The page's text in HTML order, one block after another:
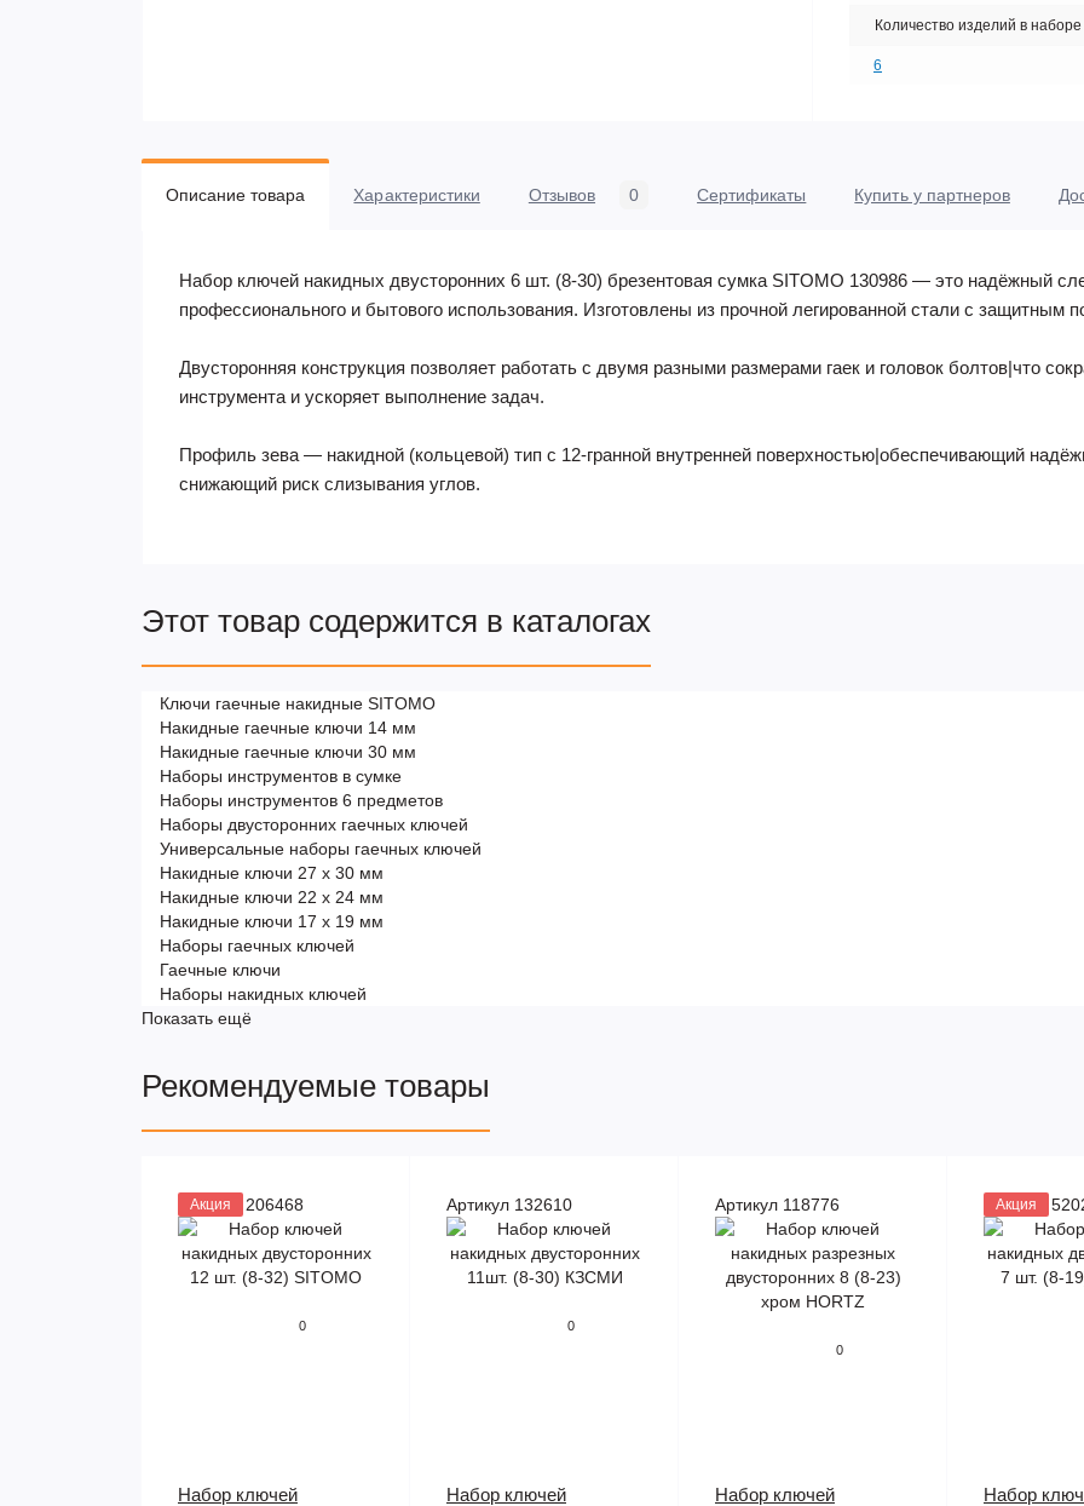
Количество изделий в наборе
6
Описание товара Характеристики Отзывов 0 Сертификаты Купить у партнеров
Набор ключей накидных двусторонних 6 шт. (8-30) брезентовая сумка SITOMO 130986 — это надёжный
профессионального и бытового использования. Изготовлены из прочной легированной стали с защитным
Двусторонняя конструкция позволяет работать с двумя разными размерами гаек и головок болтов|что
инструмента и ускоряет выполнение задач.
Профиль зева — накидной (кольцевой) тип с 12-гранной внутренней поверхностью|обеспечивающий
снижающий риск слизывания углов.
Этот товар содержится в каталогах
Ключи гаечные накидные SITOMO
Накидные гаечные ключи 14 мм
Накидные гаечные ключи 30 мм
Наборы инструментов в сумке
Наборы инструментов 6 предметов
Наборы двусторонних гаечных ключей
Универсальные наборы гаечных ключей
Накидные ключи 27 х 30 мм
Накидные ключи 22 х 24 мм
Накидные ключи 17 х 19 мм
Наборы гаечных ключей
Гаечные ключи
Наборы накидных ключей
Показать ещё
Рекомендуемые товары
Артикул 206468
Акция
0
Набор ключей
Артикул 132610
0
Набор ключей
Артикул 118776
0
Набор ключей
Артикул
Акция
Набор